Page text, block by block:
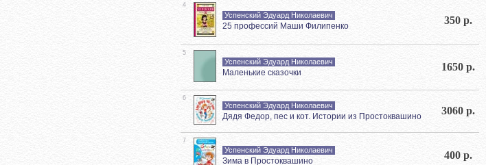
4
Успенский Эдуард Николаевич
25 профессий Маши Филипенко 350 р.
5
Успенский Эдуард Николаевич
Маленькие сказочки 1650 р.
6
Успенский Эдуард Николаевич
Дядя Федор, пес и кот. Истории из Простоквашино 3060 р.
7
Успенский Эдуард Николаевич
Зима в Простоквашино 400 р.